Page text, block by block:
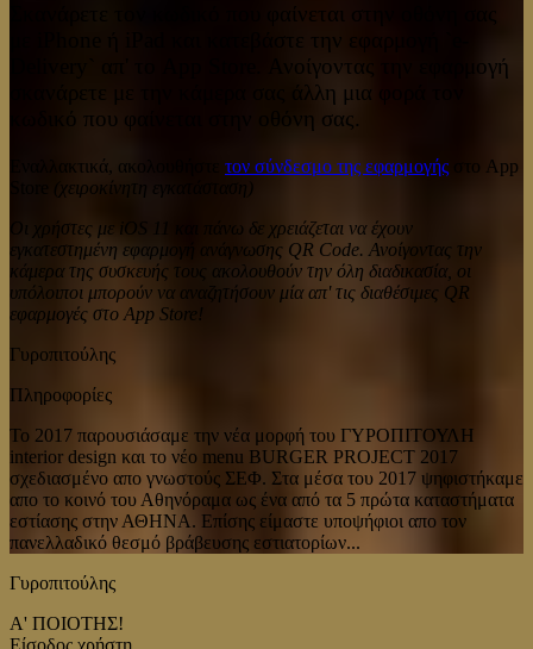
Σκανάρετε τον κωδικό που φαίνεται στην οθόνη σας
με iPhone ή iPad και κατεβάστε την εφαρμογή `e-
Delivery` απ' το App Store. Ανοίγοντας την εφαρμογή
σκανάρετε με την κάμερα σας άλλη μια φορά τον
κωδικό που φαίνεται στην οθόνη σας.
Εναλλακτικά, ακολουθήστε τον σύνδεσμο της εφαρμογής στο App
(χειροκίνητη εγκατάσταση)
Οι χρήστες με iOS 11 και πάνω δε χρειάζεται να έχουν
εγκατεστημένη εφαρμογή ανάγνωσης QR Code. Ανοίγοντας την
κάμερα της συσκευής τους ακολουθούν την όλη διαδικασία, οι
υπόλοιποι μπορούν να αναζητήσουν μία απ' τις διαθέσιμες QR
εφαρμογές στο App Store!
Γυροπιτούλης
Πληροφορίες
Το 2017 παρουσιάσαμε την νέα μορφή του ΓΥΡΟΠΙΤΟΥΛΗ
interior design και το νέο menu BURGER PROJECT 2017
σχεδιασμένο απο γνωστούς ΣΕΦ. Στα μέσα του 2017 ψηφιστήκαμε
απο το κοινό του Αθηνόραμα ως ένα από τα 5 πρώτα καταστήματα
εστίασης στην ΑΘΗΝΑ. Επίσης είμαστε υποψήφιοι απο τον
πανελλαδικό θεσμό βράβευσης εστιατορίων...
Γυροπιτούλης
Α' ΠΟΙΟΤΗΣ!
Είσοδος χρήστη